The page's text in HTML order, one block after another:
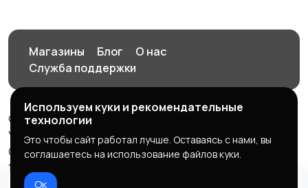
Магазины Блог
О нас
Служба поддержки
© 2026 Орен-АЙ - Авто | Недвижимость | Работа |
Услуги
Создал Карусов Е.С ООО "ЦПК" ИНН 5609203278 ОГРН
1235600008841
Используем куки и рекомендательные
технологии
Это чтобы сайт работал лучше. Оставаясь с нами, вы
соглашаетесь на использование файлов куки.
Ок